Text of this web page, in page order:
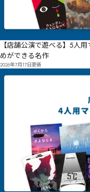
【店舗公演で遊べる】5人
めができる名作
2026年7月17日更新